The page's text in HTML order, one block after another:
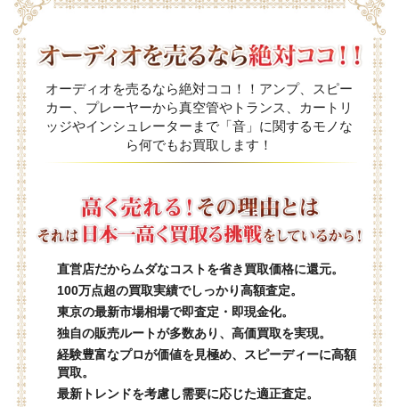
オーディオを売るなら絶対ココ！！アンプ、スピー
カー、プレーヤーから真空管やトランス、カートリ
ッジやインシュレーターまで「音」に関するモノな
ら何でもお買取します！
直営店だからムダなコストを省き買取価格に還元。
100万点超の買取実績でしっかり高額査定。
東京の最新市場相場で即査定・即現金化。
独自の販売ルートが多数あり、高価買取を実現。
経験豊富なプロが価値を見極め、スピーディーに高額
買取。
最新トレンドを考慮し需要に応じた適正査定。